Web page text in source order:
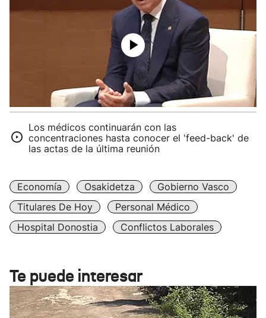
Los médicos continuarán con las
concentraciones hasta conocer el 'feed-back' de
las actas de la última reunión
Economía Osakidetza
Gobierno Vasco
Titulares De Hoy
Personal Médico
Hospital Donostia
Conflictos Laborales
Te puede interesar